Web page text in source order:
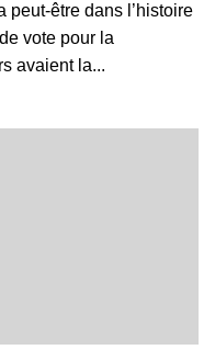
peut-être dans l’histoire
vote pour la
avaient la...